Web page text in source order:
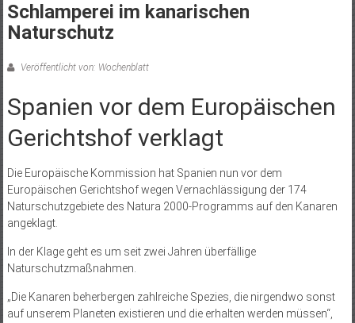
Schlamperei im kanarischen
Naturschutz
Veröffentlicht von: Wochenblatt
Spanien vor dem Europäischen
Gerichtshof verklagt
Die Europäische Kommission hat Spanien nun vor dem
Europäischen Gerichtshof wegen Vernachlässigung der 174
Naturschutzgebiete des Natura 2000-Programms auf den Kanaren
angeklagt.
In der Klage geht es um seit zwei Jahren überfällige
Naturschutzmaßnahmen.
„Die Kanaren beherbergen zahlreiche Spezies, die nirgendwo sonst
auf unserem Planeten existieren und die erhalten werden müssen“,